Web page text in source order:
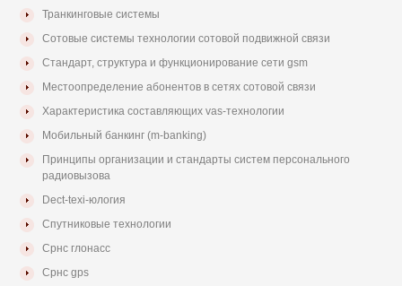
Транкинговые системы
Сотовые системы технологии сотовой подвижной связи
Стандарт, структура и функционирование сети gsm
Местоопределение абонентов в сетях сотовой связи
Характеристика составляющих vas-технологии
Мобильный банкинг (m-banking)
Принципы организации и стандарты систем персонального
радиовызова
Dect-texi-юлогия
Спутниковые технологии
Срнс глонасс
Срнс gps